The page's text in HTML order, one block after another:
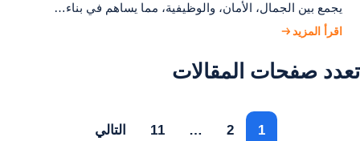
يجمع بين الجمال، الأمان، والوظيفية، مما يساهم في بناء…
اقرأ المزيد
تعدد صفحات المقالات
1
2
…
11 التالي